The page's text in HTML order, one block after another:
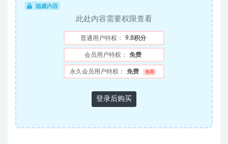
隐藏内容
此处内容需要权限查看
普通用户特权： 9.8积分
会员用户特权： 免费
永久会员用户特权： 免费 推荐
登录后购买